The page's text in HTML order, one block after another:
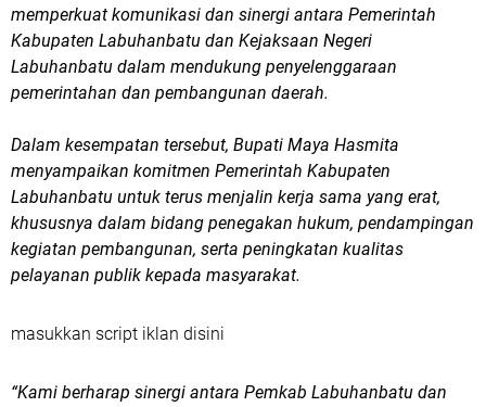
memperkuat komunikasi dan sinergi antara Pemerintah
Kabupaten Labuhanbatu dan Kejaksaan Negeri
Labuhanbatu dalam mendukung penyelenggaraan
pemerintahan dan pembangunan daerah.
Dalam kesempatan tersebut, Bupati Maya Hasmita
menyampaikan komitmen Pemerintah Kabupaten
Labuhanbatu untuk terus menjalin kerja sama yang erat,
khususnya dalam bidang penegakan hukum, pendampingan
kegiatan pembangunan, serta peningkatan kualitas
pelayanan publik kepada masyarakat.
masukkan script iklan disini
“Kami berharap sinergi antara Pemkab Labuhanbatu dan